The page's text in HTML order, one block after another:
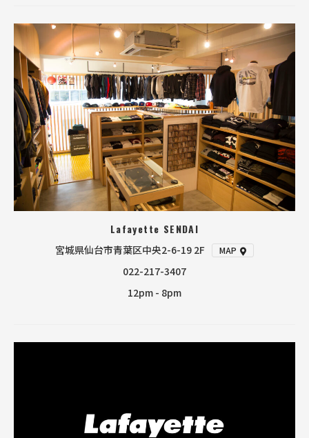
Lafayette SENDAI
宮城県仙台市青葉区中央2-6-19 2F MAP
022-217-3407
12pm - 8pm